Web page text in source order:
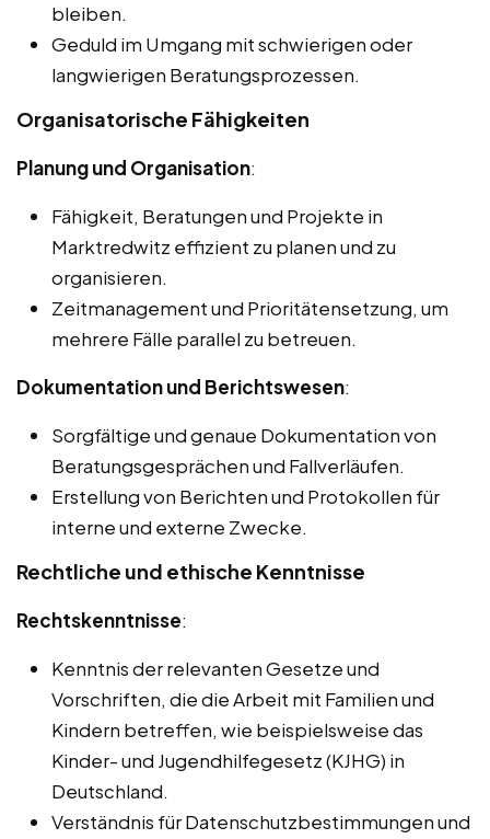
bleiben.
Geduld im Umgang mit schwierigen oder
langwierigen Beratungsprozessen.
Organisatorische Fähigkeiten
Planung und Organisation:
Fähigkeit, Beratungen und Projekte in
Marktredwitz effizient zu planen und zu
organisieren.
Zeitmanagement und Prioritätensetzung, um
mehrere Fälle parallel zu betreuen.
Dokumentation und Berichtswesen:
Sorgfältige und genaue Dokumentation von
Beratungsgesprächen und Fallverläufen.
Erstellung von Berichten und Protokollen für
interne und externe Zwecke.
Rechtliche und ethische Kenntnisse
Rechtskenntnisse:
Kenntnis der relevanten Gesetze und
Vorschriften, die die Arbeit mit Familien und
Kindern betreffen, wie beispielsweise das
Kinder- und Jugendhilfegesetz (KJHG) in
Deutschland.
Verständnis für Datenschutzbestimmungen und